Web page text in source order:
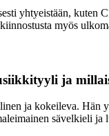
yhtyeistään, kuten
myös
ja
ja kokeileva. Hän
sävelkieli ja